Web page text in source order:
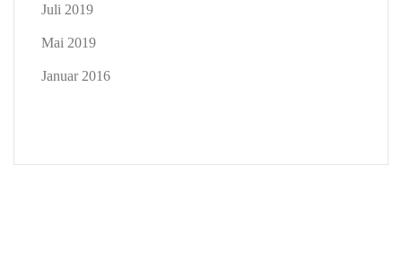
Juli 2019
Mai 2019
Januar 2016